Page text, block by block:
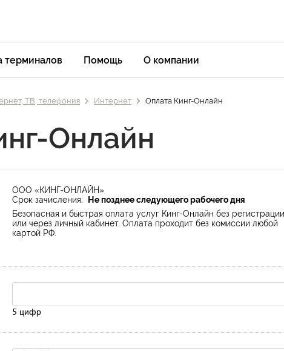
терминалов Помощь О компании
ТВ, телефония Интернет Оплата Кинг-Онлайн
Онлайн
ООО «КИНГ-ОНЛАЙН»
Срок зачисления:
Не позднее следующего рабочего дня
Безопасная и быстрая оплата услуг Кинг-Онлайн без регистрации
или через личный кабинет. Оплата проходит без комиссии любой
картой РФ.
5 цифр